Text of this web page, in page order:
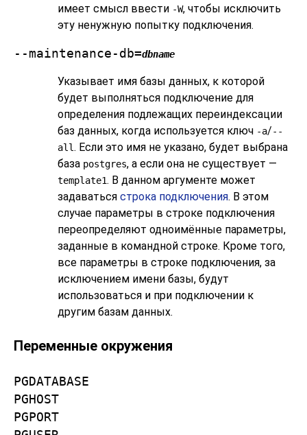
имеет смысл ввести -W, чтобы исключить
эту ненужную попытку подключения.
--maintenance-db=dbname
Указывает имя базы данных, к которой
будет выполняться подключение для
определения подлежащих переиндексации
баз данных, когда используется ключ -a/--
all. Если это имя не указано, будет выбрана
база postgres, а если она не существует —
template1. В данном аргументе может
задаваться строка подключения. В этом
случае параметры в строке подключения
переопределяют одноимённые параметры,
заданные в командной строке. Кроме того,
все параметры в строке подключения, за
исключением имени базы, будут
использоваться и при подключении к
другим базам данных.
Переменные окружения
PGDATABASE
PGHOST
PGPORT